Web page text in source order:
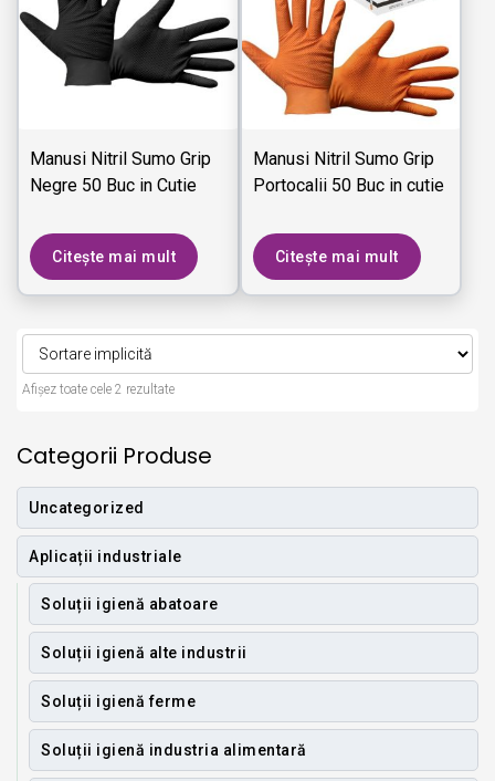
Manusi Nitril Sumo Grip
Negre 50 Buc in Cutie
Citește mai mult
Manusi Nitril Sumo Grip
Portocalii 50 Buc in cutie
Citește mai mult
Afișez toate cele 2 rezultate
Categorii Produse
Uncategorized
Aplicații industriale
Soluții igienă abatoare
Soluții igienă alte industrii
Soluții igienă ferme
Soluții igienă industria alimentară